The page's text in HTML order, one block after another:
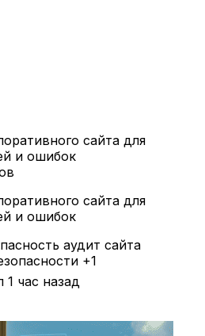
сайта для
и ошибок
сайта для
и ошибок
аудит сайта
+1
1 час назад